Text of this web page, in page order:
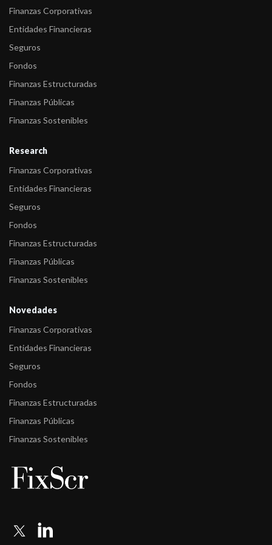
Finanzas Corporativas
Entidades Financieras
Seguros
Fondos
Finanzas Estructuradas
Finanzas Públicas
Finanzas Sostenibles
Research
Finanzas Corporativas
Entidades Financieras
Seguros
Fondos
Finanzas Estructuradas
Finanzas Públicas
Finanzas Sostenibles
Novedades
Finanzas Corporativas
Entidades Financieras
Seguros
Fondos
Finanzas Estructuradas
Finanzas Públicas
Finanzas Sostenibles